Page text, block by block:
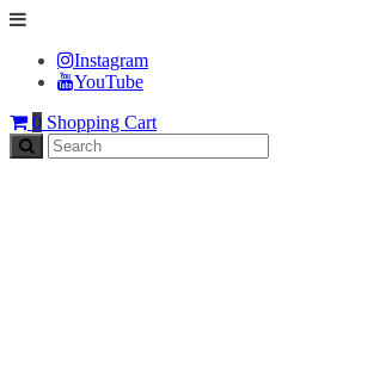
Instagram
YouTube
0 Shopping Cart